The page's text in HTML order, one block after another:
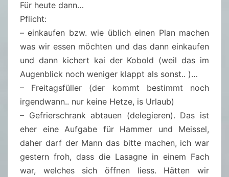
Für heute dann…
Pflicht:
– einkaufen bzw. wie üblich einen Plan machen
was wir essen möchten und das dann einkaufen
und dann kichert kai der Kobold (weil das im
Augenblick noch weniger klappt als sonst.. )…
– Freitagsfüller (der kommt bestimmt noch
irgendwann.. nur keine Hetze, is Urlaub)
– Gefrierschrank abtauen (delegieren). Das ist
eher eine Aufgabe für Hammer und Meissel,
daher darf der Mann das bitte machen, ich war
gestern froh, dass die Lasagne in einem Fach
war, welches sich öffnen liess. Hätten wir